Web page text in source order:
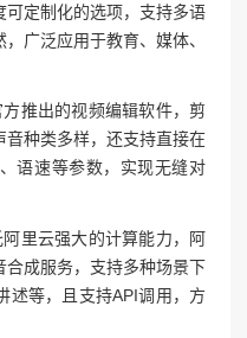
定制化的选项，支持多语
广泛应用于教育、媒体、
推出的视频编辑软件，剪
音种类多样，还支持直接在
语速等参数，实现无缝对
里云强大的计算能力，阿
合成服务，支持多种场景下
述等，且支持API调用，方